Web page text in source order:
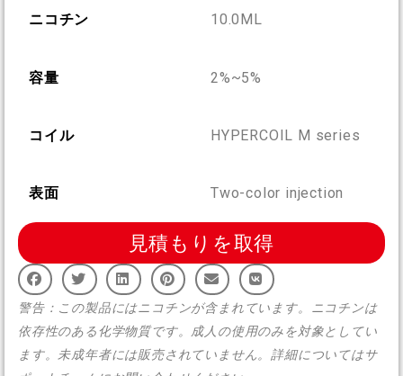
ニコチン 10.0ML
容量 2%~5%
コイル HYPERCOIL M series
表面 Two-color injection
見積もりを取得
警告：この製品にはニコチンが含まれています。ニコチンは
依存性のある化学物質です。成人の使用のみを対象としてい
ます。未成年者には販売されていません。詳細についてはサ